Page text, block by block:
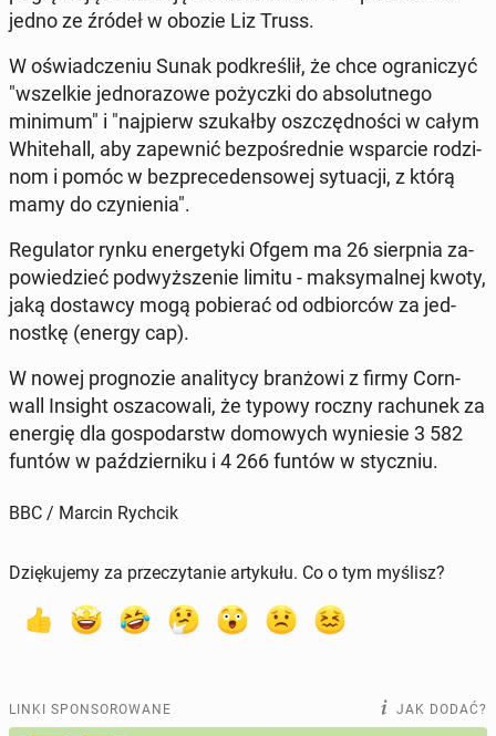
jedno ze źródeł w obozie Liz Truss.
W oświad­cze­niu Sunak pod­kre­ślił, że chce ogra­ni­czyć
"wszel­kie jed­no­ra­zo­we po­życz­ki do ab­so­lut­ne­go
minimum" i "naj­pierw szu­kał­by oszczęd­no­ści w całym
Whi­te­hall, aby za­pew­nić bez­po­śred­nie wspar­cie ro­dzi­
nom i pomóc w bez­pre­ce­den­so­wej sy­tu­acji, z którą
mamy do czy­nie­nia".
Re­gu­la­tor rynku ener­ge­ty­ki Ofgem ma 26 sierp­nia za­
po­wie­dzieć pod­wyż­sze­nie limitu - mak­sy­mal­nej kwoty,
jaką do­staw­cy mogą po­bie­rać od od­bior­ców za jed­
nost­kę (energy cap).
W nowej pro­gno­zie ana­li­ty­cy bran­żo­wi z firmy Corn­
wall Insight osza­co­wa­li, że typowy roczny ra­chu­nek za
energię dla go­spo­darstw do­mo­wych wy­nie­sie 3 582
funtów w paź­dzier­ni­ku i 4 266 funtów w stycz­niu.
BBC / Marcin Rychcik
Dziękujemy za przeczytanie artykułu. Co o tym myślisz?
LINKI SPONSOROWANE JAK DODAĆ?